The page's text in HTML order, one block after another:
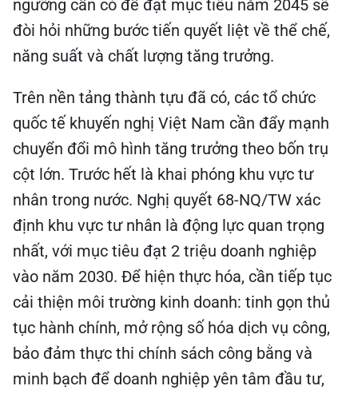
ngưỡng cần có để đạt mục tiêu năm 2045 sẽ
đòi hỏi những bước tiến quyết liệt về thể chế,
năng suất và chất lượng tăng trưởng.
Trên nền tảng thành tựu đã có, các tổ chức
quốc tế khuyến nghị Việt Nam cần đẩy mạnh
chuyển đổi mô hình tăng trưởng theo bốn trụ
cột lớn. Trước hết là khai phóng khu vực tư
nhân trong nước. Nghị quyết 68-NQ/TW xác
định khu vực tư nhân là động lực quan trọng
nhất, với mục tiêu đạt 2 triệu doanh nghiệp
vào năm 2030. Để hiện thực hóa, cần tiếp tục
cải thiện môi trường kinh doanh: tinh gọn thủ
tục hành chính, mở rộng số hóa dịch vụ công,
bảo đảm thực thi chính sách công bằng và
minh bạch để doanh nghiệp yên tâm đầu tư,